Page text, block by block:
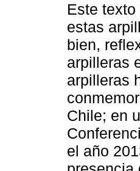
Este
estas
bien,
arpilleras
arpilleras
Chile; en
el año